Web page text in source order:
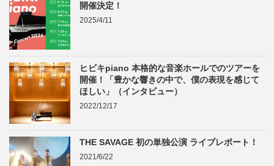
開催決定！
2025/4/11
ヒビキpiano 本格的な音楽ホールでのツアーを
開催！「豊かな響きの中で、僕の表現を感じて
ほしい」（インタビュー）
2022/12/17
THE SAVAGE 初の単独公演 ライブレポート！
2021/6/22